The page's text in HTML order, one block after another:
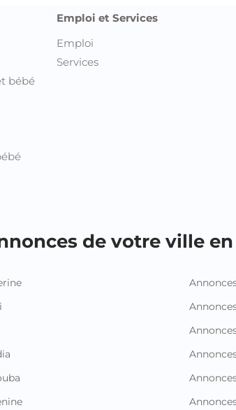
bébé
Emploi et Services
Emploi
Services
de votre ville